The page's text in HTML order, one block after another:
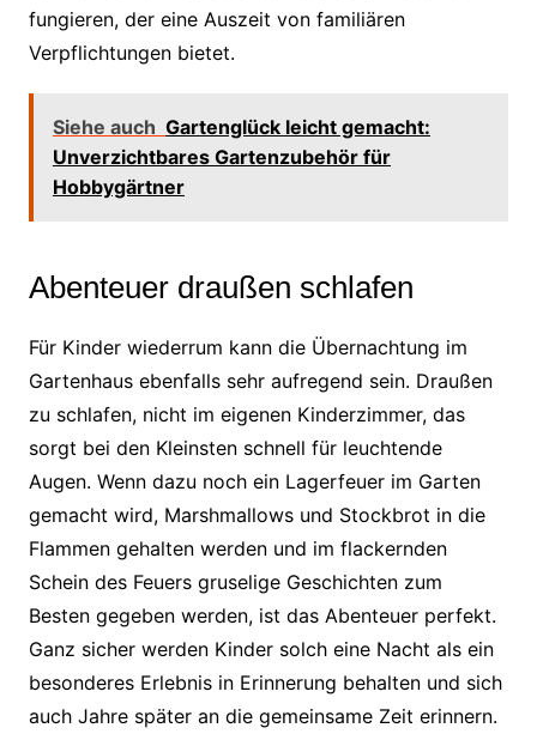
fungieren, der eine Auszeit von familiären
Verpflichtungen bietet.
Siehe auch Gartenglück leicht gemacht:
Unverzichtbares Gartenzubehör für
Hobbygärtner
Abenteuer draußen schlafen
Für Kinder wiederrum kann die Übernachtung im
Gartenhaus ebenfalls sehr aufregend sein. Draußen
zu schlafen, nicht im eigenen Kinderzimmer, das
sorgt bei den Kleinsten schnell für leuchtende
Augen. Wenn dazu noch ein Lagerfeuer im Garten
gemacht wird, Marshmallows und Stockbrot in die
Flammen gehalten werden und im flackernden
Schein des Feuers gruselige Geschichten zum
Besten gegeben werden, ist das Abenteuer perfekt.
Ganz sicher werden Kinder solch eine Nacht als ein
besonderes Erlebnis in Erinnerung behalten und sich
auch Jahre später an die gemeinsame Zeit erinnern.